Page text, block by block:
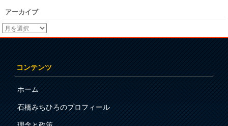
アーカイブ
コンテンツ
ホーム
石橋みちひろのプロフィール